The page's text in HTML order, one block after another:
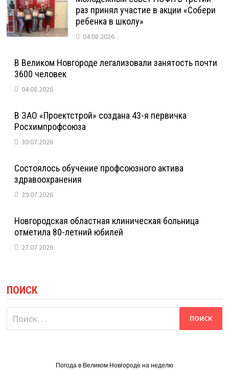
раз принял участие в акции «Собери
ребенка в школу»
04.08.2026
В Великом Новгороде легализовали занятость почти
3600 человек
04.08.2026
В ЗАО «Проектстрой» создана 43-я первичка
Росхимпрофсоюза
30.07.2026
Состоялось обучение профсоюзного актива
здравоохранения
29.07.2026
Новгородская областная клиническая больница
отметила 80-летний юбилей
27.07.2026
ПОИСК
Найти:
Погода в Великом Новгороде на неделю